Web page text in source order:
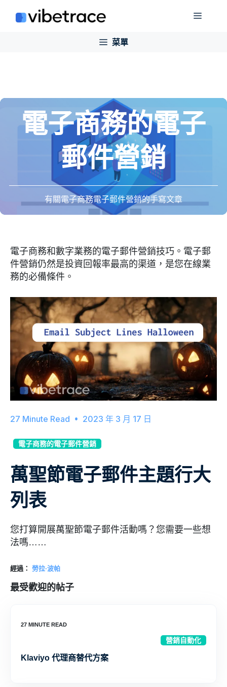
菜
菜單
電子商務的電子
郵件營銷
有關電子商務電子郵件營銷的手寫文章
電子商務和數字業務的電子郵件營銷技巧。電子郵
件營銷仍然是投資回報率最高的渠道，是您在線業
務的必備條件。
2023 年 3 月 17 日
電子商務的電子郵件營銷
萬聖節電子郵件主題行大
列表
您打算開展萬聖節電子郵件活動嗎？您需要一些想
法嗎……
經過： 勞拉·波帕
最受歡迎的帖子
營銷自動化
Klaviyo 代理商替代方案